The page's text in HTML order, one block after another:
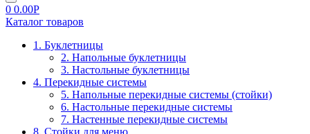
0 0.00Р
Каталог товаров
1. Буклетницы
2. Напольные буклетницы
3. Настольные буклетницы
4. Перекидные системы
5. Напольные перекидные системы (стойки)
6. Настольные перекидные системы
7. Настенные перекидные системы
8. Стойки для меню